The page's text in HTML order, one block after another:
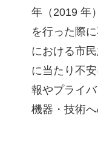
年（2019 年
を行った際
における市
に当たり不
報やプライ
機器・技術へ